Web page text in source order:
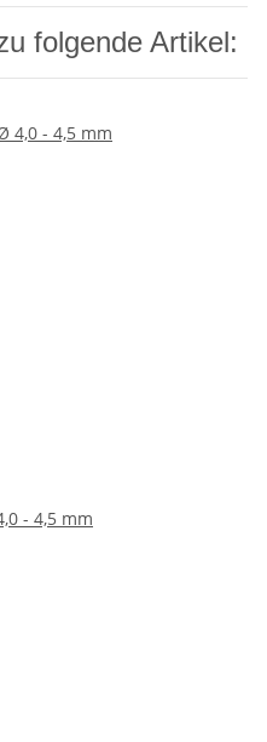
folgende Artikel:
- 4,5 mm